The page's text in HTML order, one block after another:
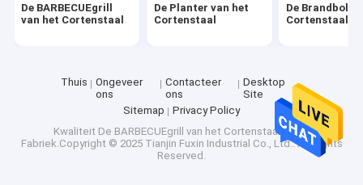
De BARBECUEgrill
van het Cortenstaal
De Planter van het
Cortenstaal
De Brandbol
Cortenstaal
Thuis
Ongeveer
ons
Contacteer
ons
Desktop
Site
Sitemap
Privacy Policy
Kwaliteit De BARBECUEgrill van het Cortenstaal China
Fabriek.Copyright © 2025 Tianjin Fuxin Industrial Co., Ltd.. All Rights
Reserved.